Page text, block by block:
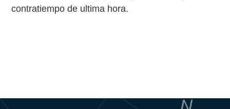
contratiempo de ultima hora.